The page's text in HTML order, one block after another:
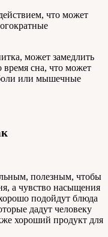
что может
может замедлить
время сна, что может
или мышечные
полезным, чтобы
а чувство насыщения
подойдут блюда
дадут человеку
хороший продукт для